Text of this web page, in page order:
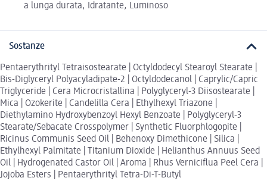
a lunga durata, Idratante, Luminoso
Sostanze
Pentaerythrityl Tetraisostearate | Octyldodecyl Stearoyl Stearate |
Bis-Diglyceryl Polyacyladipate-2 | Octyldodecanol | Caprylic/Capric
Triglyceride | Cera Microcristallina | Polyglyceryl-3 Diisostearate |
Mica | Ozokerite | Candelilla Cera | Ethylhexyl Triazone |
Diethylamino Hydroxybenzoyl Hexyl Benzoate | Polyglyceryl-3
Stearate/Sebacate Crosspolymer | Synthetic Fluorphlogopite |
Ricinus Communis Seed Oil | Behenoxy Dimethicone | Silica |
Ethylhexyl Palmitate | Titanium Dioxide | Helianthus Annuus Seed
Oil | Hydrogenated Castor Oil | Aroma | Rhus Verniciflua Peel Cera |
Jojoba Esters | Pentaerythrityl Tetra-Di-T-Butyl